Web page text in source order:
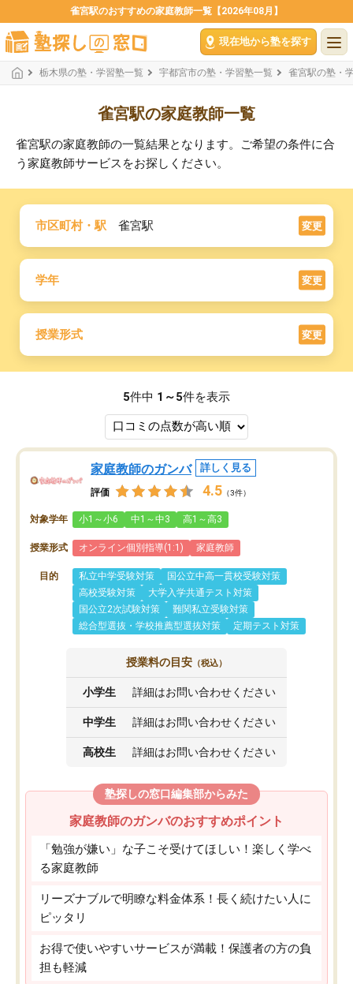
雀宮駅のおすすめの家庭教師一覧【2026年08月】
現在地から塾を探す
栃木県の塾・学習塾一覧 宇都宮市の塾・学習塾一覧 雀宮駅の塾・
雀宮駅の家庭教師一覧
雀宮駅の家庭教師の一覧結果となります。ご希望の条件に合
う家庭教師サービスをお探しください。
市区町村・駅 雀宮駅 変更
学年 変更
授業形式 変更
5件中 1～5件を表示
家庭教師のガンバ 詳しく見る
評価 4.5 （3件）
対象学年 小1～小6 中1～中3 高1～高3
授業形式 オンライン個別指導(1:1) 家庭教師
目的 私立中学受験対策
国公立中高一貫校受験対策
高校受験対策
大学入学共通テスト対策
国公立2次試験対策
難関私立受験対策
総合型選抜・学校推薦型選抜対策
定期テスト対策
授業料の目安 （税込）
小学生 詳細はお問い合わせください
中学生 詳細はお問い合わせください
高校生 詳細はお問い合わせください
塾探しの窓口編集部からみた
家庭教師のガンバのおすすめポイント
「勉強が嫌い」な子こそ受けてほしい！楽しく学べ
る家庭教師
リーズナブルで明瞭な料金体系！長く続けたい人に
ピッタリ
お得で使いやすいサービスが満載！保護者の方の負
担も軽減